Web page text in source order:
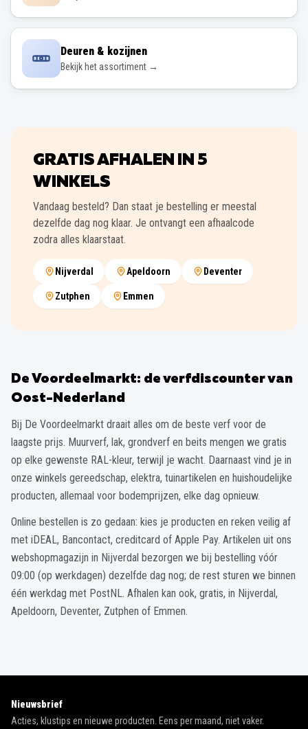
Deuren & kozijnen
Bekijk het assortiment →
GRATIS AFHALEN IN 5
WINKELS
Vandaag besteld? Dan staat je bestelling er meestal
dezelfde dag nog klaar. Je ontvangt een afhaalcode
zodra alles klaarstaat.
Nijverdal Apeldoorn Deventer
Zutphen Emmen
De Voordeelmarkt: de verfdiscounter van
Oost-Nederland
Bij De Voordeelmarkt draait alles om de beste verf voor de
laagste prijs. Muurverf, lak, grondverf en beits mengen we gratis
op elke gewenste RAL-kleur, terwijl je wacht. Daarnaast vind je in
onze winkels gereedschap, elektra, tuinartikelen en huishoudelijke
producten, allemaal voor bodemprijzen, elke dag opnieuw.
Online bestellen is zo gedaan: kies je producten en reken veilig af
met iDEAL, Bancontact, creditcard of Apple Pay. Artikelen uit ons
webshopmagazijn in Nijverdal bezorgen we bij bestelling vóór
09:00 (op werkdagen) dezelfde dag nog; de rest sturen we binnen
één werkdag met PostNL. Afhalen kan ook, gratis, in Nijverdal,
Apeldoorn, Deventer, Zutphen of Emmen.
Nieuwsbrief
Acties, klustips en nieuwe producten. Eens per maand, niet vaker.